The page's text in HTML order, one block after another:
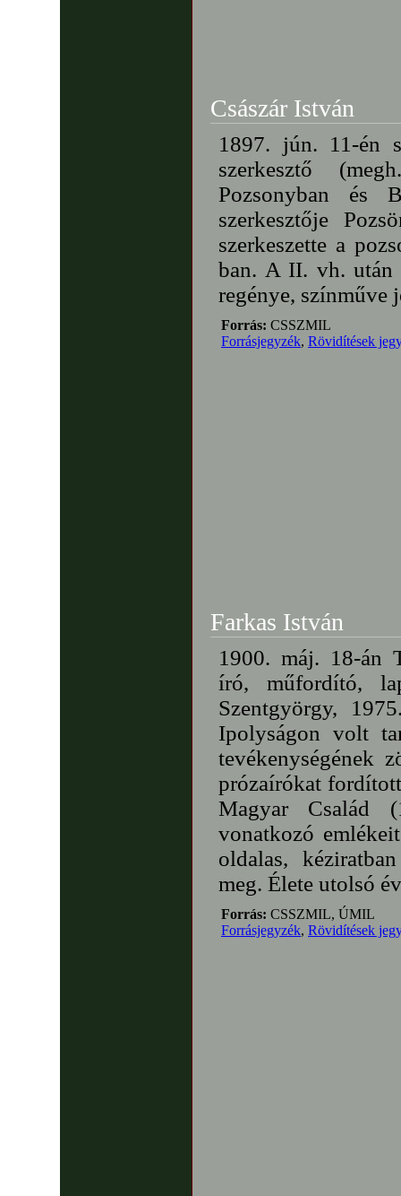
Császár István
1897. jún. 11-én
szerkesztő
Pozsonyban és
szerkesztője
szerkeszette a
ban. A II. vh. után
regénye, színműve
Forrás: CSSZMIL
Forrásjegyzék, Rövidítések
Farkas István
1900. máj. 18-án
író, műfordító,
Szentgyörgy,
Ipolyságon volt
tevékenységének
prózaírókat
Magyar Család
vonatkozó
oldalas,
meg. Élete utolsó
Forrás: CSSZMIL, ÚMIL
Forrásjegyzék, Rövidítések